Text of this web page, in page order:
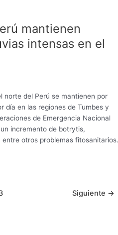
mantienen
intensas en el
norte del Perú se mantienen por
día en las regiones de Tumbes y
de Emergencia Nacional
incremento de botrytis,
otros problemas fitosanitarios.
Siguiente →